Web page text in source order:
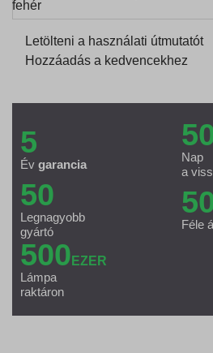
Letölteni a használati útmutatót
Hozzáadás a kedvencekhez
5
Év garancia
Nap
a
50
Legnagyobb
gyártó
Féle
500 EZER
Lámpa
raktáron